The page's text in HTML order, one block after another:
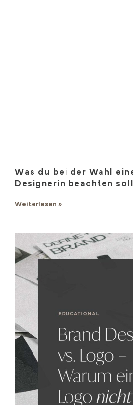
Was du bei der Wahl
Designerin beachten
Weiterlesen »